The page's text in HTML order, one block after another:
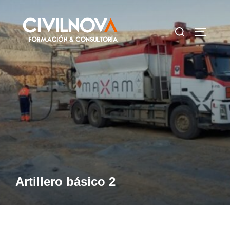
al
contenido
Buscar:
Artillero básico 2